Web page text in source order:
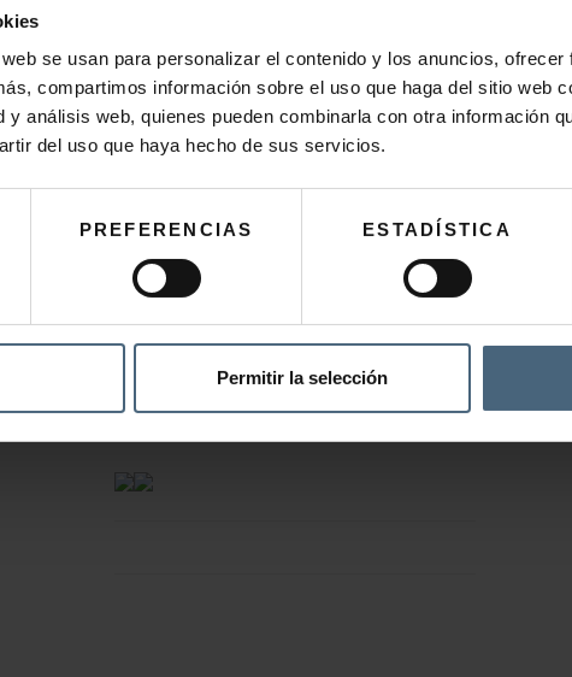
se usan para personalizar el contenido y los anuncios,
compartimos información sobre el uso que haga del sitio web
y análisis web, quienes pueden combinarla con otra información
del uso que haya hecho de sus servicios.
PREFERENCIAS ESTADÍSTICA
Permitir la selección
YOU MUST ACCEPT THE PRIVACY POLICY *
I ACCEPT THE TERMS AND CONDITIONS OF THE PRIVACY POLICY.
VIRTUAL TOUR – WEB CAM